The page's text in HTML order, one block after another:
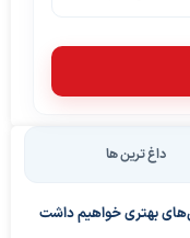
داغ ترین ها
بهتری خواهیم داشت